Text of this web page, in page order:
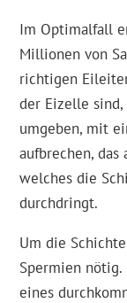
Im Optimalfall
Millionen von
richtigen
der Eizelle
umgeben, mit
aufbrechen,
welches die
durchdringt.
Um die
Spermien
eines